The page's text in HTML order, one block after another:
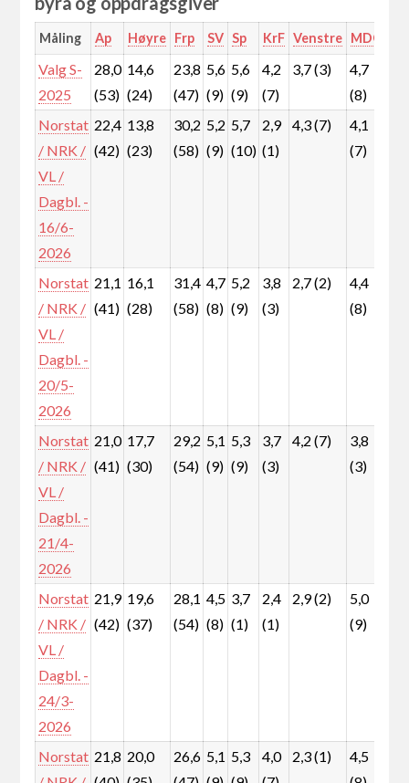
Måling Ap Høyre Frp SV Sp KrF Venstre MDG
Valg S-
2025
28,0
(53)
14,6
(24)
23,8
(47)
5,6
(9)
5,6
(9)
4,2
(7)
3,7 (3)
4,7
(8)
Norstat
/ NRK /
VL /
Dagbl. -
16/6-
2026
22,4
(42)
13,8
(23)
30,2
(58)
5,2
(9)
5,7
(10)
2,9
(1)
4,3 (7)
4,1
(7)
Norstat
/ NRK /
VL /
Dagbl. -
20/5-
2026
21,1
(41)
16,1
(28)
31,4
(58)
4,7
(8)
5,2
(9)
3,8
(3)
2,7 (2)
4,4
(8)
Norstat
/ NRK /
VL /
Dagbl. -
21/4-
2026
21,0
(41)
17,7
(30)
29,2
(54)
5,1
(9)
5,3
(9)
3,7
(3)
4,2 (7)
3,8
(3)
Norstat
/ NRK /
VL /
Dagbl. -
24/3-
2026
21,9
(42)
19,6
(37)
28,1
(54)
4,5
(8)
3,7
(1)
2,4
(1)
2,9 (2)
5,0
(9)
Norstat 21,8 20,0
26,6 5,1 5,3
4,0
2,3 (1)
4,5